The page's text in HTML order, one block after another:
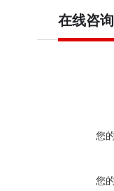
在线咨询
您
您